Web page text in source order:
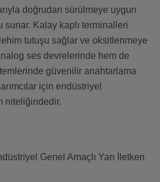
doğrudan sürülmeye uygun
sunar. Kalay kaplı terminalleri
tutuşu sağlar ve oksitlenmeye
ses devrelerinde hem de
güvenilir anahtarlama
için endüstriyel
niteliğindedir.
Genel Amaçlı Yarı İletken